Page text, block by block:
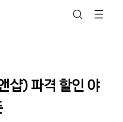
) 파격 할인 야